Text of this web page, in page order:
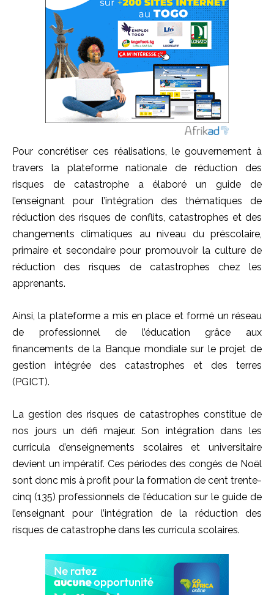
Pour concrétiser ces réalisations, le gouvernement à
travers la plateforme nationale de réduction des
risques de catastrophe a élaboré un guide de
l’enseignant pour l’intégration des thématiques de
réduction des risques de conflits, catastrophes et des
changements climatiques au niveau du préscolaire,
primaire et secondaire pour promouvoir la culture de
réduction des risques de catastrophes chez les
apprenants.
Ainsi, la plateforme a mis en place et formé un réseau
de professionnel de l’éducation grâce aux
financements de la Banque mondiale sur le projet de
gestion intégrée des catastrophes et des terres
(PGICT).
La gestion des risques de catastrophes constitue de
nos jours un défi majeur. Son intégration dans les
curricula d’enseignements scolaires et universitaire
devient un impératif. Ces périodes des congés de Noël
sont donc mis à profit pour la formation de cent trente-
cinq (135) professionnels de l’éducation sur le guide de
l’enseignant pour l’intégration de la réduction des
risques de catastrophe dans les curricula scolaires.